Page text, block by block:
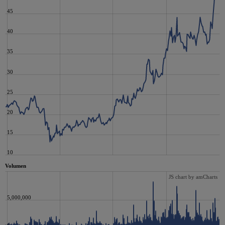
10
15
20
25
30
35
40
45
Volumen
5,000,000
JS chart by amCharts